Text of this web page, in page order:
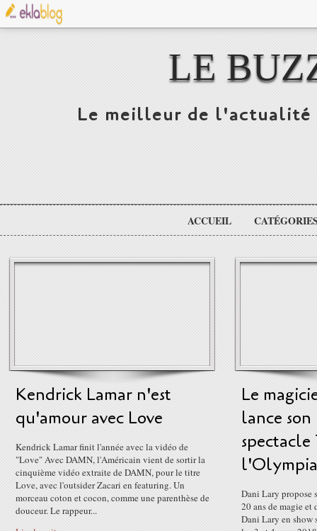
LE
Le meilleur de
ACCUEIL
Kendrick Lamar n'est
qu'amour avec Love
Kendrick Lamar finit l'année avec la vidéo de
"Love" Avec DAMN, l'Américain vient de sortir la
cinquième vidéo extraite de DAMN, pour le titre
Love, avec l'outsider Zacari en featuring. Un
morceau coton et cocon, comme une parenthèse de
douceur. Le rappeur...
Le
lance
l'Olympia
Dani Lary propose
20 ans de magie
Dani Lary en show